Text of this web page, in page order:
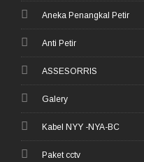
Aneka Penangkal Petir
Anti Petir
ASSESORRIS
Galery
Kabel NYY -NYA-BC
Paket cctv